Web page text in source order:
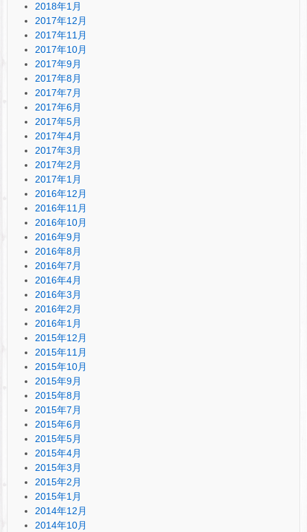
2018年1月
2017年12月
2017年11月
2017年10月
2017年9月
2017年8月
2017年7月
2017年6月
2017年5月
2017年4月
2017年3月
2017年2月
2017年1月
2016年12月
2016年11月
2016年10月
2016年9月
2016年8月
2016年7月
2016年4月
2016年3月
2016年2月
2016年1月
2015年12月
2015年11月
2015年10月
2015年9月
2015年8月
2015年7月
2015年6月
2015年5月
2015年4月
2015年3月
2015年2月
2015年1月
2014年12月
2014年10月